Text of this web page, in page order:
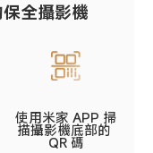
全攝影機
使用米家 APP 掃
描攝影機底部的
QR 碼